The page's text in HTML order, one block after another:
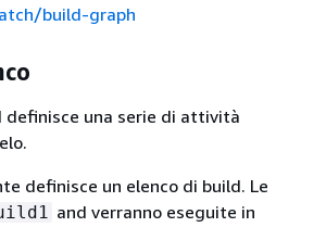
build-graph
definisce una serie di attività
definisce un elenco di build. Le
and verranno eseguite in